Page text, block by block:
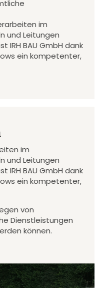
im
und Leitungen
IRH BAU GmbH dank
ein kompetenter,
im
und Leitungen
IRH BAU GmbH dank
ein kompetenter,
von
Dienstleistungen
können.